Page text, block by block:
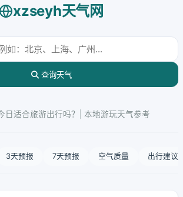
xzseyh天气网
查询天气
日适合旅游出行吗？| 本地游玩天气参考
3天预报 7天预报 空气质量 出行建议